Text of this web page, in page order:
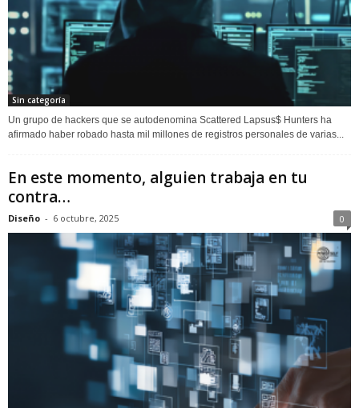
Sin categoría
Un grupo de hackers que se autodenomina Scattered Lapsus$ Hunters ha
afirmado haber robado hasta mil millones de registros personales de varias...
En este momento, alguien trabaja en tu
contra…
Diseño - 6 octubre, 2025 0